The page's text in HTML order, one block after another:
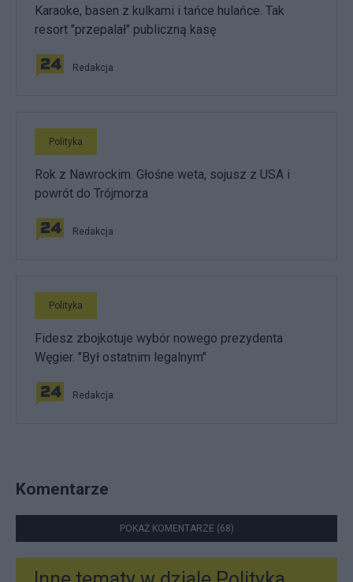
Karaoke, basen z kulkami i tańce hulańce. Tak
resort "przepalał" publiczną kasę
Redakcja
Polityka
Rok z Nawrockim. Głośne weta, sojusz z USA i
powrót do Trójmorza
Redakcja
Polityka
Fidesz zbojkotuje wybór nowego prezydenta
Węgier. "Był ostatnim legalnym"
Redakcja
Komentarze
POKAŻ KOMENTARZE (68)